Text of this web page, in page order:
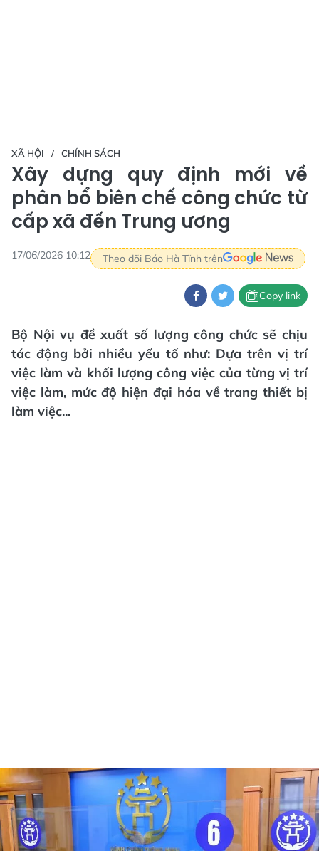
XÃ HỘI CHÍNH SÁCH
Xây dựng quy định mới về
phân bổ biên chế công chức từ
cấp xã đến Trung ương
17/06/2026 10:12 Theo dõi Báo Hà Tĩnh trên
Copy link
Bộ Nội vụ đề xuất số lượng công chức sẽ chịu
tác động bởi nhiều yếu tố như: Dựa trên vị trí
việc làm và khối lượng công việc của từng vị trí
việc làm, mức độ hiện đại hóa về trang thiết bị
làm việc...